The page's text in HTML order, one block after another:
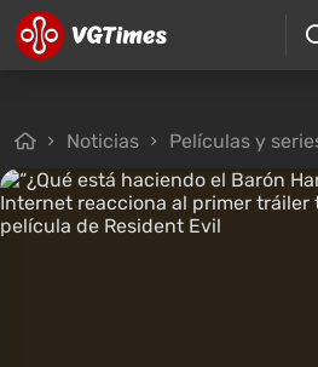
Noticias Películas y